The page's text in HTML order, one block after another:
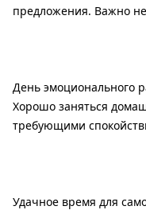
предложения. Важно
День эмоционального
Хорошо заняться
требующими
Удачное время для